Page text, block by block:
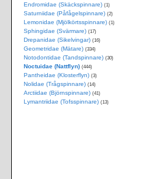
Endromidae (Skäckspinnare) (1)
Saturniidae (Påfågelspinnare) (2)
Lemonidae (Mjölkörtsspinnare) (1)
Sphingidae (Svärmare) (17)
Drepanidae (Sikelvingar) (16)
Geometridae (Mätare) (334)
Notodontidae (Tandspinnare) (30)
Noctuidae (Nattflyn) (444)
Pantheidae (Klosterflyn) (3)
Nolidae (Trågspinnare) (14)
Arctiidae (Björnspinnare) (41)
Lymantriidae (Tofsspinnare) (13)